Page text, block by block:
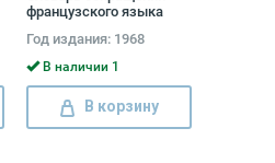
французского языка
Год издания: 1968
В наличии 1
В корзину